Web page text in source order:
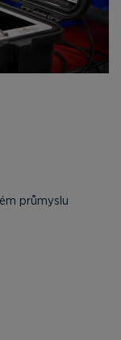
průmyslu